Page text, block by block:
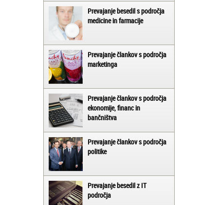
Prevajanje besedil s področja
medicine in farmacije
Prevajanje člankov s področja
marketinga
Prevajanje člankov s področja
ekonomije, financ in
bančništva
Prevajanje člankov s področja
politike
Prevajanje besedil z IT
področja